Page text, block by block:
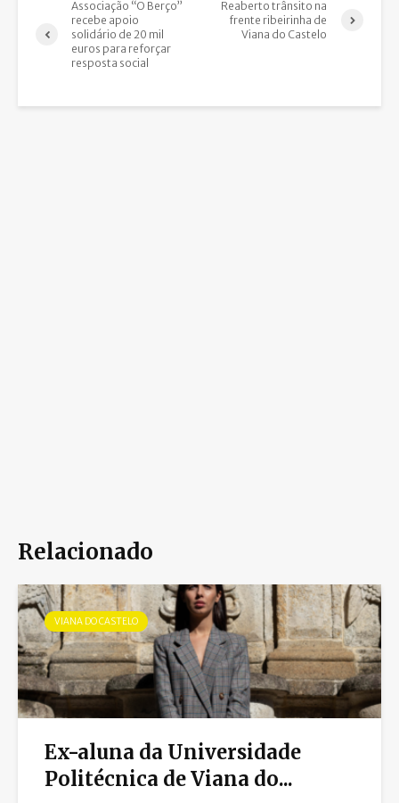
Associação “O Berço”
recebe apoio
solidário de 20 mil
euros para reforçar
resposta social
Reaberto trânsito na
frente ribeirinha de
Viana do Castelo
Relacionado
VIANA DO CASTELO
Ex-aluna da Universidade
Politécnica de Viana do...